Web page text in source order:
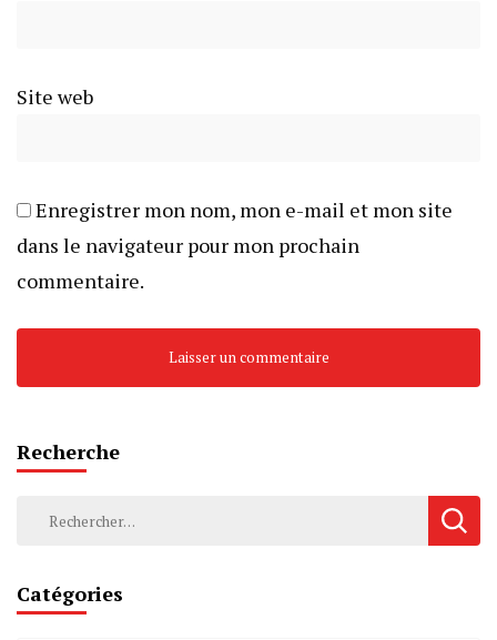
Site web
Enregistrer mon nom, mon e-mail et mon site
dans le navigateur pour mon prochain
commentaire.
Recherche
Rechercher :
Catégories